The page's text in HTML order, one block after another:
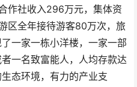
作社收入296万元，集体资
区全年接待游客80万次，旅
一家一栋小洋楼，一家一部
一名致富能人，人均存款达
态环境，有力的产业支